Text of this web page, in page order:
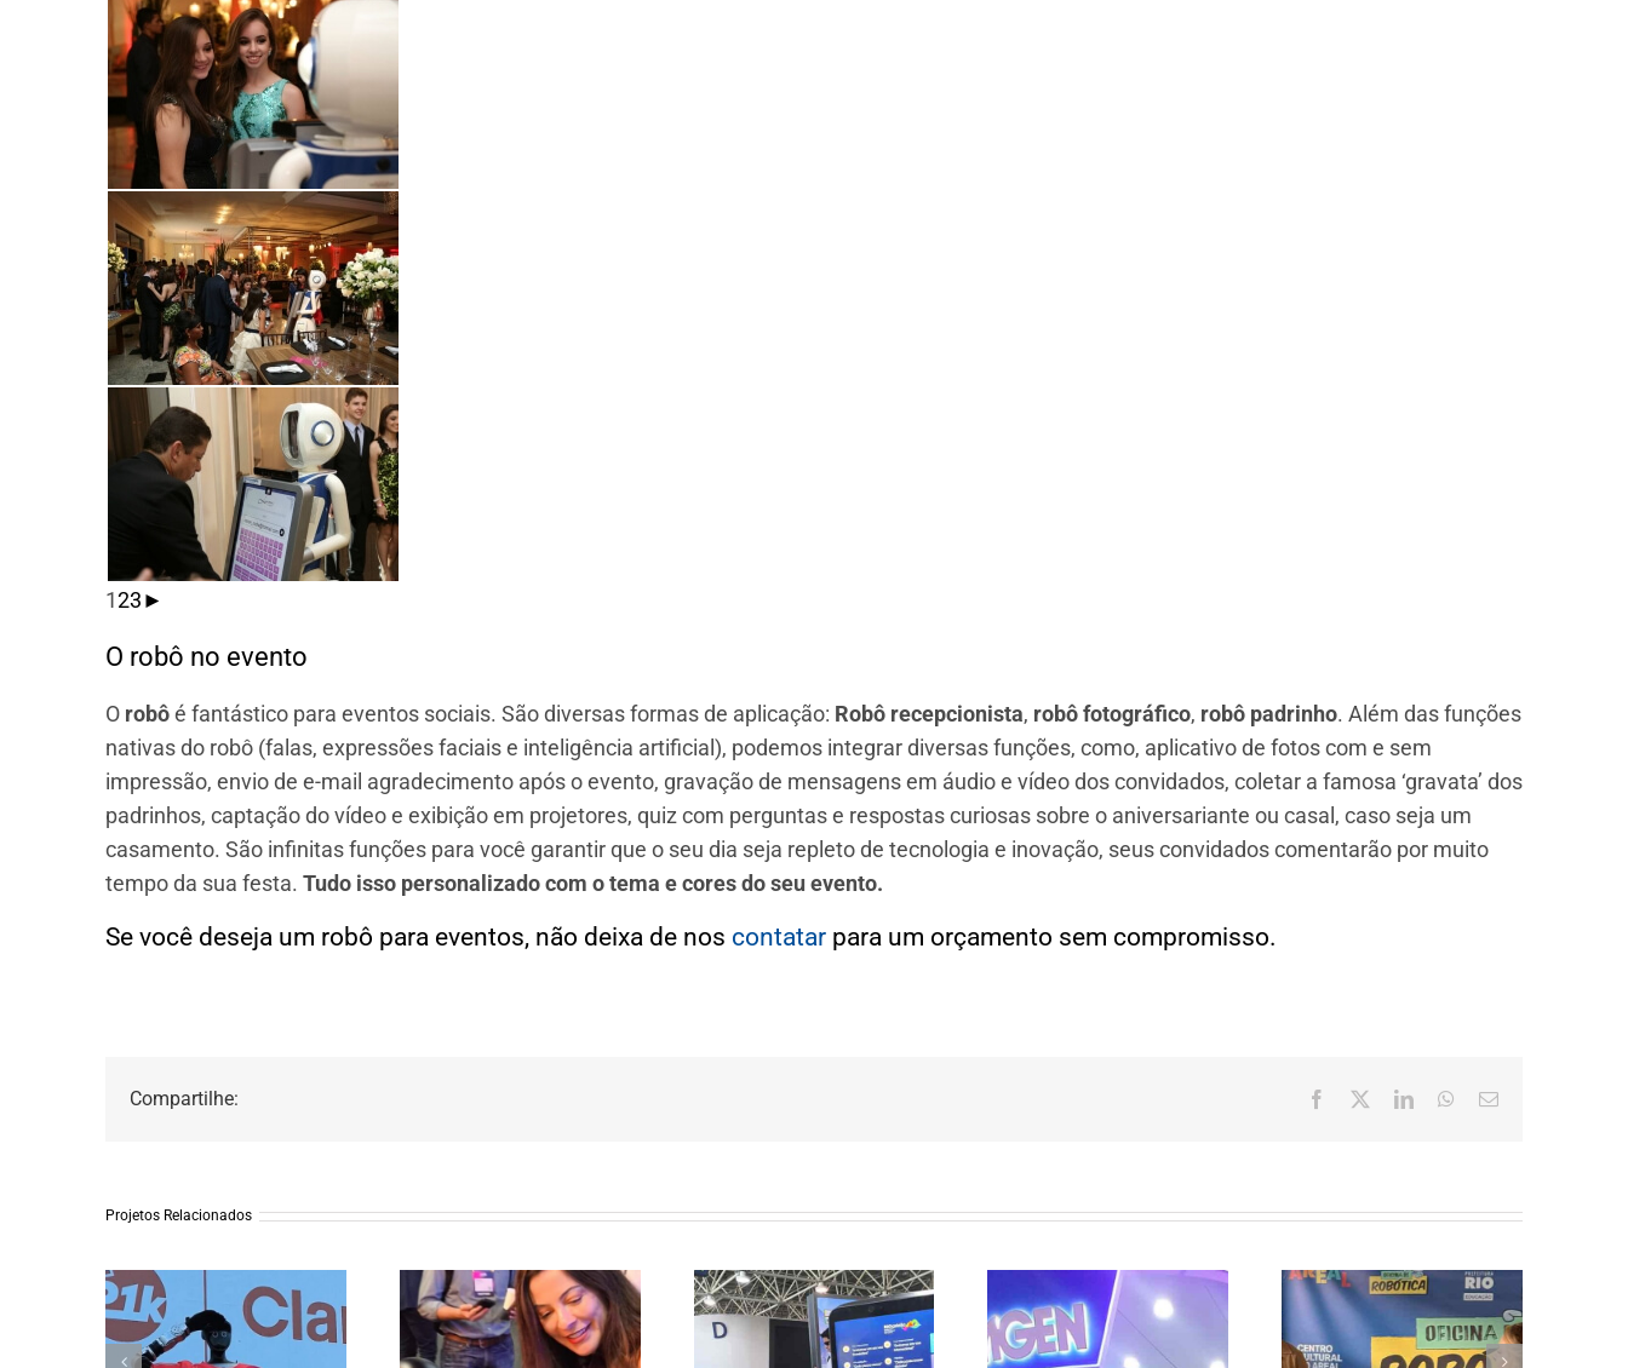
123►
O robô no evento
O robôé fantástico para eventos sociais. São diversas formas de aplicação: Robô recepcionista, robô fotográfico, robô padrinho. Além das funções
nativas do robô (falas, expressões faciais e inteligência artificial), podemos integrar diversas funções, como, aplicativo de fotos com e sem
impressão, envio de e-mail agradecimento após o evento, gravação de mensagens em áudio e vídeo dos convidados, coletar a famosa ‘gravata’ dos
padrinhos, captação do vídeo e exibição em projetores, quiz com perguntas e respostas curiosas sobre o aniversariante ou casal, caso seja um
casamento. São infinitas funções para você garantir que o seu dia seja repleto de tecnologia e inovação, seus convidados comentarão por muito
tempo da sua festa. Tudo isso personalizado com o tema e cores do seu evento.
Se você deseja um robô para eventos, não deixa de nos contatar para um orçamento sem compromisso.
Compartilhe: Facebook LinkedInWhatsApp
E-
Projetos Relacionados